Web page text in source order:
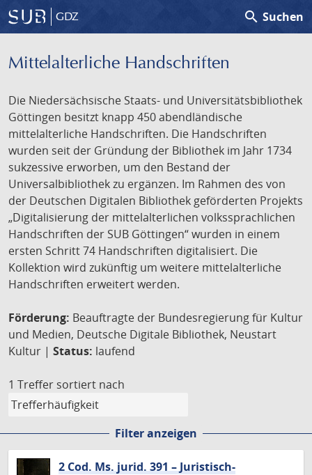
GDZ search Suchen
Mittelalterliche Handschriften
Die Niedersächsische Staats- und Universitätsbibliothek
Göttingen besitzt knapp 450 abendländische
mittelalterliche Handschriften. Die Handschriften
wurden seit der Gründung der Bibliothek im Jahr 1734
sukzessive erworben, um den Bestand der
Universalbibliothek zu ergänzen. Im Rahmen des von
der Deutschen Digitalen Bibliothek geförderten Projekts
„Digitalisierung der mittelalterlichen volkssprachlichen
Handschriften der SUB Göttingen“ wurden in einem
ersten Schritt 74 Handschriften digitalisiert. Die
Kollektion wird zukünftig um weitere mittelalterliche
Handschriften erweitert werden.
Förderung: Beauftragte der Bundesregierung für Kultur
und Medien, Deutsche Digitale Bibliothek, Neustart
Kultur | Status: laufend
1 Treffer sortiert nach
Filter anzeigen
2 Cod. Ms. jurid. 391 – Juristisch-